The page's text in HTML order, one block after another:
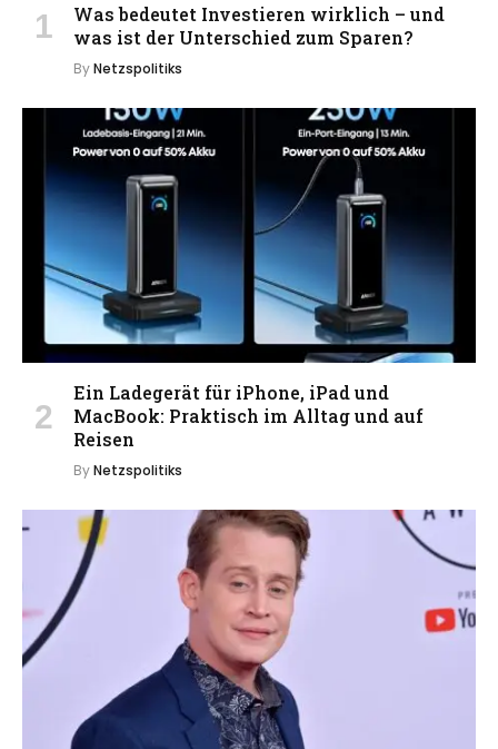
Was bedeutet Investieren wirklich – und
was ist der Unterschied zum Sparen?
ByNetzspolitiks
Ein Ladegerät für iPhone, iPad und
MacBook: Praktisch im Alltag und auf
Reisen
ByNetzspolitiks